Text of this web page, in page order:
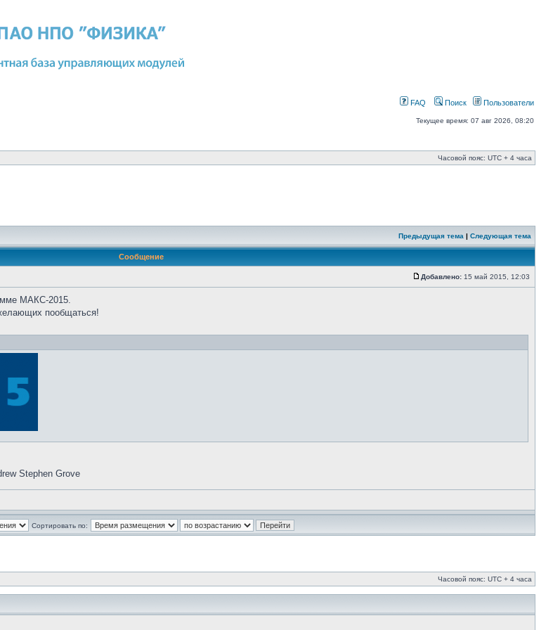
FAQ Поиск Пользователи
Текущее время: 07 авг 2026, 08:20
Часовой пояс: UTC + 4 часа
Предыдущая тема | Следующая тема
Сообщение
Добавлено: 15 май 2015, 12:03
МАКС-2015.
пообщаться!
Stephen Grove
Сортировать по:
Часовой пояс: UTC + 4 часа